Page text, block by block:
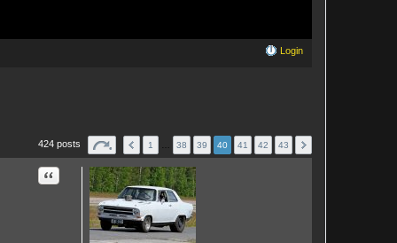
Login
424 posts 1 38 39 40 41 42 43
Quote